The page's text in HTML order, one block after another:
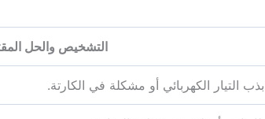
التشخيص والحل
التيار الكهربائي أو مشكلة في الكارتة.